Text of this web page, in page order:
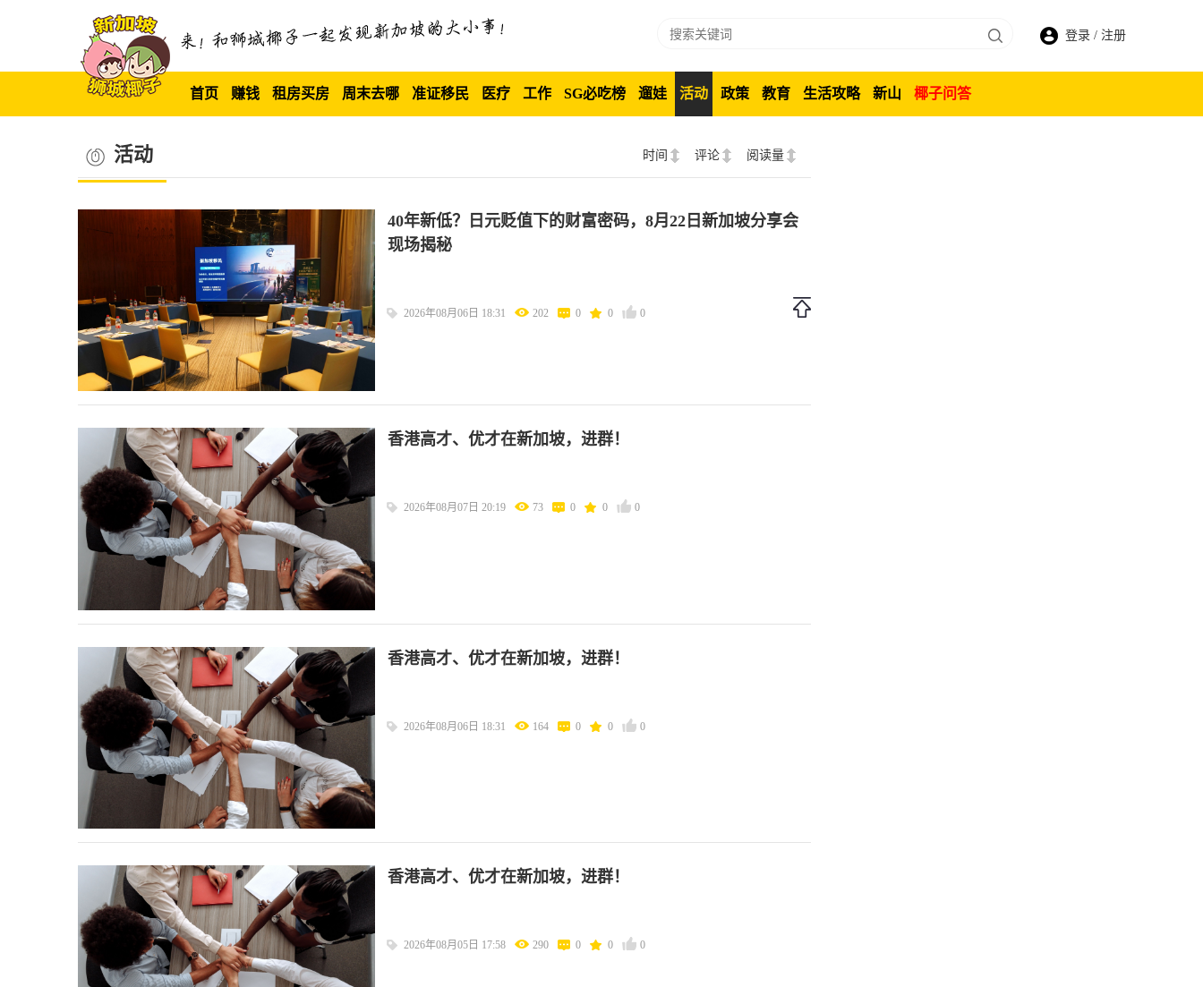
登录 / 注册
首页 赚钱 租房买房 周末去哪 准证移民 医疗 工作 SG必吃榜 遛娃 活动 政策 教育 生活攻略 新山 椰子问答
活动 阅读量
评论
时间
40年新低？日元贬值下的财富密码，8月22日新加坡分享会
现场揭秘
2026年08月06日 18:31 202 0 0 0
香港高才、优才在新加坡，进群！
2026年08月07日 20:19 73 0 0 0
香港高才、优才在新加坡，进群！
2026年08月06日 18:31 164 0 0 0
香港高才、优才在新加坡，进群！
2026年08月05日 17:58 290 0 0 0